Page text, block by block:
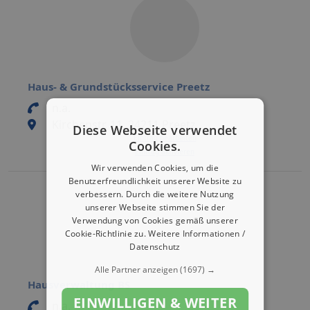
Haus- & Grundstücksservice Preetz
Kirchenstr. 11, 24211 Preetz
Eintrag bearbeiten
Eintrag aktivieren
Hausverwaltung BS
Diese Webseite verwendet
Cookies.
Wir verwenden Cookies, um die
Benutzerfreundlichkeit unserer Website zu
verbessern. Durch die weitere Nutzung
unserer Webseite stimmen Sie der
Verwendung von Cookies gemäß unserer
Cookie-Richtlinie zu.Weitere Informationen /
Datenschutz
Alle Partner anzeigen(1697) →
EINWILLIGEN & WEITER